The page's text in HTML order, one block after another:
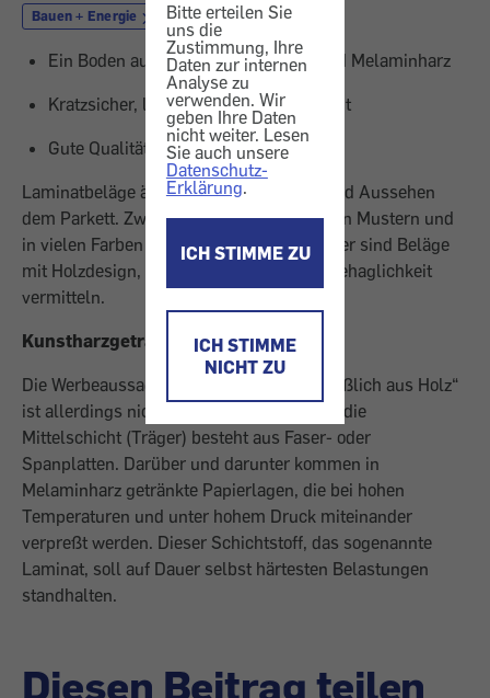
Bitte erteilen Sie
uns die
Zustimmung, Ihre
Daten zur internen
Analyse zu
verwenden. Wir
geben Ihre Daten
nicht weiter. Lesen
Sie auch unsere
Datenschutz-
Erklärung.
ICH STIMME ZU
ICH STIMME
NICHT ZU
Bauen + Energie Boden und Wand
Ein Boden aus Spanplatten, Papier und Melaminharz
Kratzsicher, lichtbeständig, pflegeleicht
Gute Qualität um wenig Geld
Laminatbeläge ähneln in ihrem Aufbau und Aussehen
dem Parkett. Zwar sind sie auch in anderen Mustern und
in vielen Farben erhältlich, doch der Renner sind Beläge
mit Holzdesign, weil solche Wärme und Behaglichkeit
vermitteln.
Kunstharzgetränkte Papierschichten
Die Werbeaussage „Besteht fast ausschließlich aus Holz“
ist allerdings nicht ganz richtig. Lediglich die
Mittelschicht (Träger) besteht aus Faser- oder
Spanplatten. Darüber und darunter kommen in
Melaminharz getränkte Papierlagen, die bei hohen
Temperaturen und unter hohem Druck miteinander
verpreßt werden. Dieser Schichtstoff, das sogenannte
Laminat, soll auf Dauer selbst härtesten Belastungen
standhalten.
Diesen Beitrag teilen